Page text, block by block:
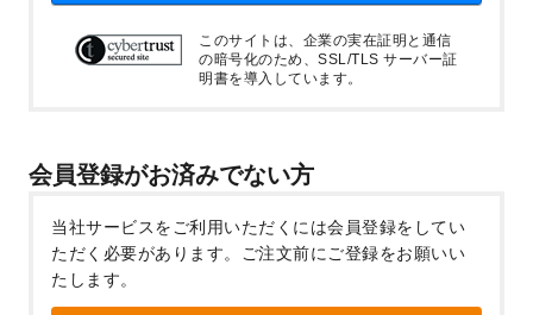
このサイトは、企業の実在証明と通信
の暗号化のため、SSL/TLS サーバー証
明書を導入しています。
会員登録がお済みでない方
当社サービスをご利用いただくには会員登録をしてい
ただく必要があります。
ご注文前にご登録をお願いい
たします。